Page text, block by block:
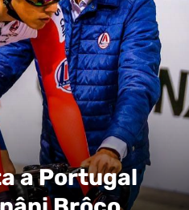
a Portugal